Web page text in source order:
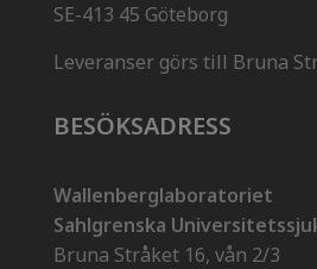
SE-413 45 Göteborg
Leveranser görs till Bruna
BESÖKSADRESS
Wallenberglaboratoriet
Sahlgrenska
Bruna Stråket 16, vån 2/3